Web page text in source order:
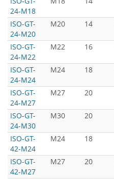
24-M18
ISO-GT-
24-M20
M20 14
ISO-GT-
24-M22
M22 16
ISO-GT-
24-M24
M24 18
ISO-GT-
24-M27
M27 20
ISO-GT-
24-M30
M30 20
ISO-GT-
42-M24
M24 18
ISO-GT-
42-M27
M27 20